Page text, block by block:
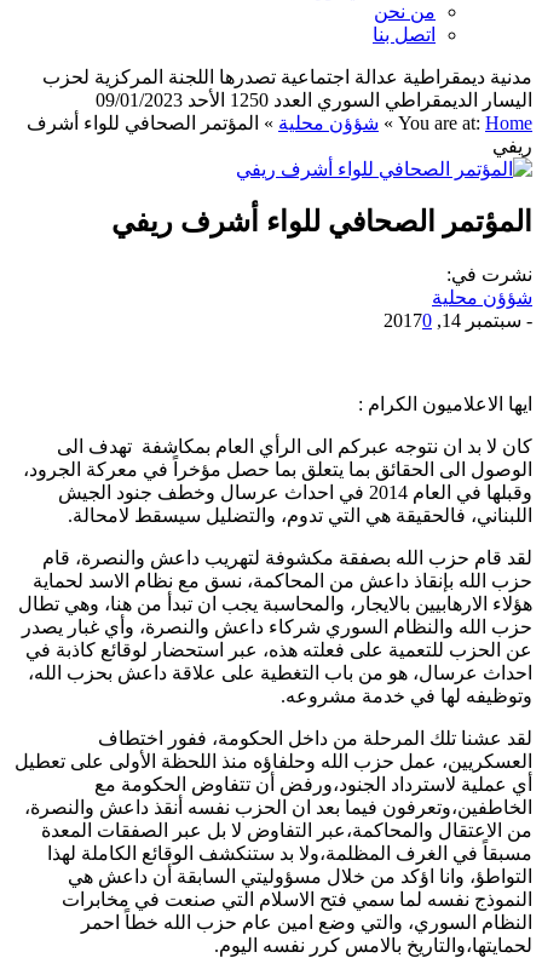
من نحن
اتصل بنا
مدنية ديمقراطية عدالة اجتماعية تصدرها اللجنة المركزية لحزب
اليسار الديمقراطي السوري العدد 1250 الأحد 09/01/2023
You are at: Home
» شؤؤن محلية » المؤتمر الصحافي للواء أشرف
ريفي
المؤتمر الصحافي للواء أشرف ريفي
نشرت في:
شؤؤن محلية
- سبتمبر 14, 2017 0
ايها الاعلاميون الكرام :
كان لا بد ان نتوجه عبركم الى الرأي العام بمكاشفة تهدف الى
الوصول الى الحقائق بما يتعلق بما حصل مؤخراً في معركة الجرود،
وقبلها في العام 2014 في احداث عرسال وخطف جنود الجيش
اللبناني، فالحقيقة هي التي تدوم، والتضليل سيسقط لامحالة.
لقد قام حزب الله بصفقة مكشوفة لتهريب داعش والنصرة، قام
حزب الله بإنقاذ داعش من المحاكمة، نسق مع نظام الاسد لحماية
هؤلاء الارهابيين بالايجار، والمحاسبة يجب ان تبدأ من هنا، وهي تطال
حزب الله والنظام السوري شركاء داعش والنصرة، وأي غبار يصدر
عن الحزب للتعمية على فعلته هذه، عبر استحضار لوقائع كاذبة في
احداث عرسال، هو من باب التغطية على علاقة داعش بحزب الله،
وتوظيفه لها في خدمة مشروعه.
لقد عشنا تلك المرحلة من داخل الحكومة، ففور اختطاف
العسكريين، عمل حزب الله وحلفاؤه منذ اللحظة الأولى على تعطيل
أي عملية لاسترداد الجنود،ورفض أن تتفاوض الحكومة مع
الخاطفين،وتعرفون فيما بعد ان الحزب نفسه أنقذ داعش والنصرة،
من الاعتقال والمحاكمة،عبر التفاوض لا بل عبر الصفقات المعدة
مسبقاً في الغرف المظلمة،ولا بد ستنكشف الوقائع الكاملة لهذا
التواطؤ، وانا اؤكد من خلال مسؤوليتي السابقة أن داعش هي
النموذج نفسه لما سمي فتح الاسلام التي صنعت في مخابرات
النظام السوري، والتي وضع امين عام حزب الله خطاً احمر
لحمايتها،والتاريخ بالامس كرر نفسه اليوم.